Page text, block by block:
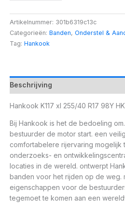
Artikelnummer: 301b6319c13c
Categorieën: Banden, Onderstel &
Tag: Hankook
Beschrijving
Hankook K117 xl 255/40 R17 98Y
Bij Hankook is het de bedoeling
bestuurder de motor start. een
comfortabelere rijervaring mogelijk
onderzoeks- en
locaties in de wereld. ontwerpt
banden voor het rijden op de weg.
eigenschappen voor de
tegemoet te komen aan een